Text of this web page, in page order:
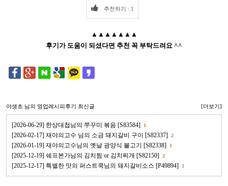
추천하기 : 1
▲▲▲▲▲▲▲
후기가 도움이 되셨다면 추천 꼭 부탁드려요 ^^
야생초 님의 영업레시피후기 최신글 [더보기]
[2026-06-29] 한상대첩님의 쭈꾸미 볶음 [S83584] 1
[2026-02-17] 재야의고수 님의 소금 돼지갈비 구이 [S82337] 2
[2026-01-19] 재야의고수님의 옛날 광양식 불고기 [S82338] 1
[2025-12-19] 쉐프본가님의 김치찜 or 김치찌개 [S82150] 2
[2025-12-17] 특별한 맛의 퍼스트쿡님의 돼지갈비소스 [P49894] 1